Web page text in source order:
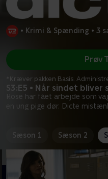
• Krimi & Spænding • 3
S3:E5 • Når sindet
Rose har fået arbejde som
en ung pige dør. Dicte
Prøv
*Kræver pakken Basis.
Sæson 1 Sæson 2